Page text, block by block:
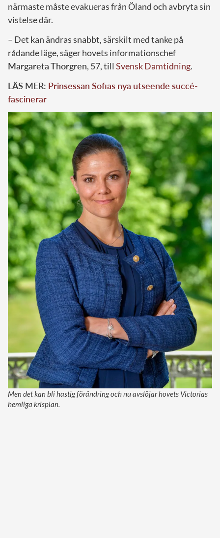
närmaste måste evakueras från Öland och avbryta sin
vistelse där.
– Det kan ändras snabbt, särskilt med tanke på
rådande läge, säger hovets informationschef
Margareta Thorgren, 57, till Svensk Damtidning.
LÄS MER: Prinsessan Sofias nya utseende succé-
fascinerar
Men det kan bli hastig förändring och nu avslöjar hovets Victorias
hemliga krisplan.